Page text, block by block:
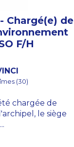
Chargé(e) de
F/H
(30)
chargée de
le siège